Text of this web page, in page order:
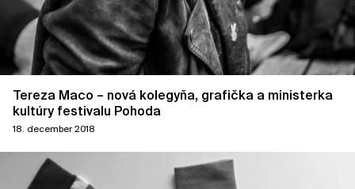
Tereza Maco – nová kolegyňa, grafička a ministerka
kultúry festivalu Pohoda
18. december 2018